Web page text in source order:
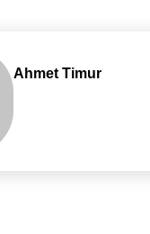
Ahmet Timur